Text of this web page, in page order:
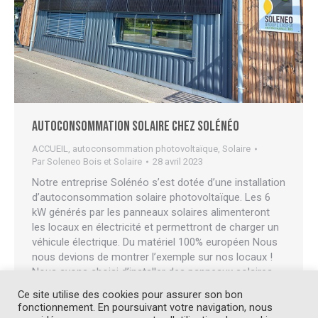
Autoconsommation solaire chez Solénéo
ACCUEIL, autoconsommation photovoltaïque, Solaire
Par Soleneo Bois et Solaire 28 avril 2023
Notre entreprise Solénéo s’est dotée d’une installation
d’autoconsommation solaire photovoltaïque. Les 6
kW générés par les panneaux solaires alimenteront
les locaux en électricité et permettront de charger un
véhicule électrique. Du matériel 100% européen Nous
nous devions de montrer l’exemple sur nos locaux !
Nous avons choisi d’installer des panneaux solaires
Ce site utilise des cookies pour assurer son bon
fonctionnement. En poursuivant votre navigation, nous